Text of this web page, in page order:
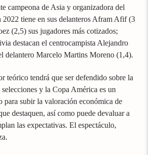
campeona de Asia y organizadora del
tiene en sus delanteros Afram Afif (3
(2,5) sus jugadores más cotizados;
destacan el centrocampista Alejandro
delantero Marcelo Martins Moreno (1,4).
teórico tendrá que ser defendido sobre la
y la Copa América es un
para subir la valoración económica de
destaquen, así como puede devaluar a
las expectativas. El espectáculo,